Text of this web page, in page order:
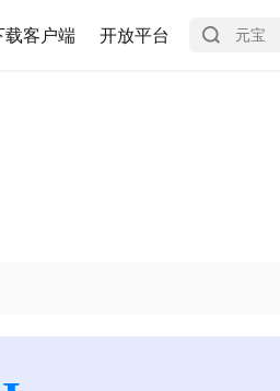
载客户端 开放平台